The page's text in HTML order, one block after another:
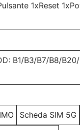
1xReset
B1/B3/B7/B8/
Scheda SIM 5G